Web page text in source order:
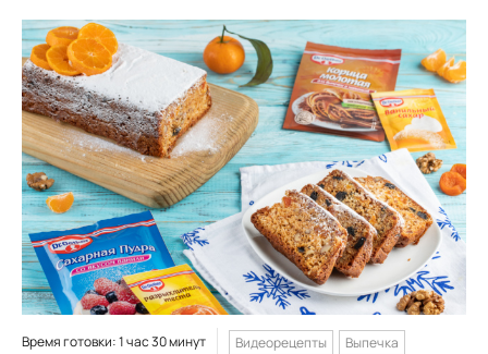
Время готовки: 1 час 30 минут Видеорецепты Выпечка